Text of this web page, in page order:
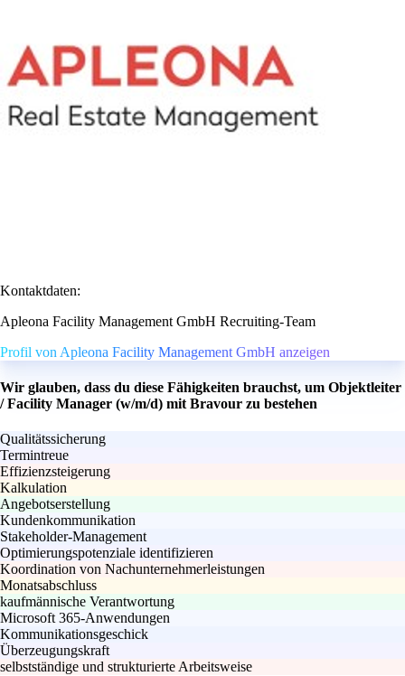
Kontaktdaten:
Apleona Facility Management GmbH Recruiting-Team
Profil von Apleona Facility Management GmbH anzeigen
Wir glauben, dass du diese Fähigkeiten brauchst, um Objektleiter
/ Facility Manager (w/m/d) mit Bravour zu bestehen
Qualitätssicherung
Termintreue
Effizienzsteigerung
Kalkulation
Angebotserstellung
Kundenkommunikation
Stakeholder-Management
Optimierungspotenziale identifizieren
Koordination von Nachunternehmerleistungen
Monatsabschluss
kaufmännische Verantwortung
Microsoft 365-Anwendungen
Kommunikationsgeschick
Überzeugungskraft
selbstständige und strukturierte Arbeitsweise